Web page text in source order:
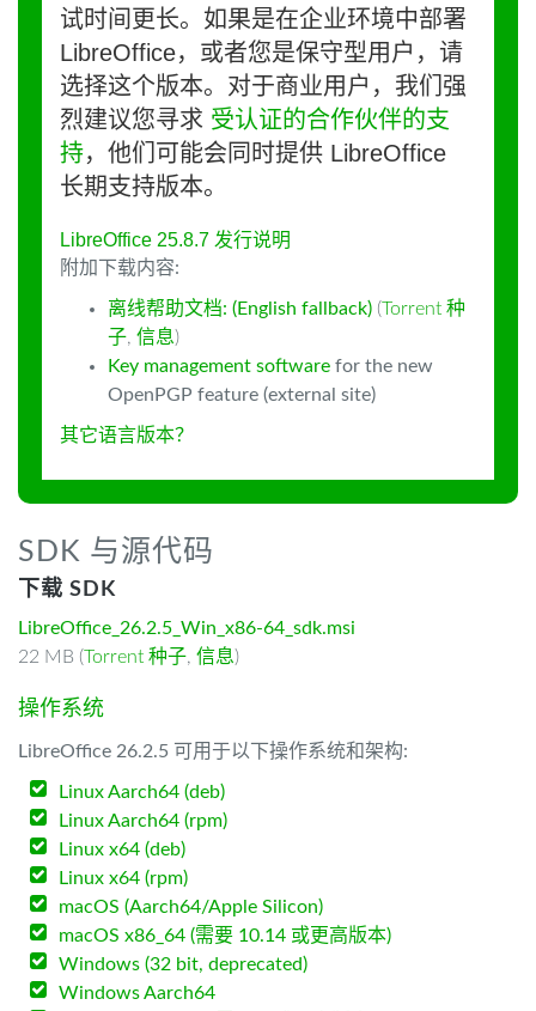
试时间更长。如果是在企业环境中部署
LibreOffice，或者您是保守型用户，请
选择这个版本。对于商业用户，我们强
烈建议您寻求 受认证的合作伙伴的支
持，他们可能会同时提供 LibreOffice
长期支持版本。
LibreOffice 25.8.7 发行说明
附加下载内容:
离线帮助文档: (English fallback) (Torrent 种
子, 信息)
Key management software for the new
OpenPGP feature (external site)
其它语言版本？
SDK 与源代码
下载 SDK
LibreOffice_26.2.5_Win_x86-64_sdk.msi
22 MB (Torrent 种子, 信息)
操作系统
LibreOffice 26.2.5 可用于以下操作系统和架构:
Linux Aarch64 (deb)
Linux Aarch64 (rpm)
Linux x64 (deb)
Linux x64 (rpm)
macOS (Aarch64/Apple Silicon)
macOS x86_64 (需要 10.14 或更高版本)
Windows (32 bit, deprecated)
Windows Aarch64